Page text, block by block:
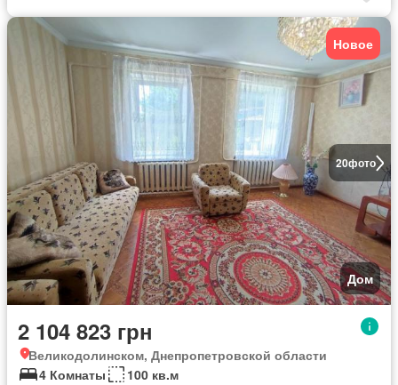
20фото
Новое
Дом
2 104 823 грн
Великодолинском, Днепропетровской области
4 Комнаты
100 кв.м